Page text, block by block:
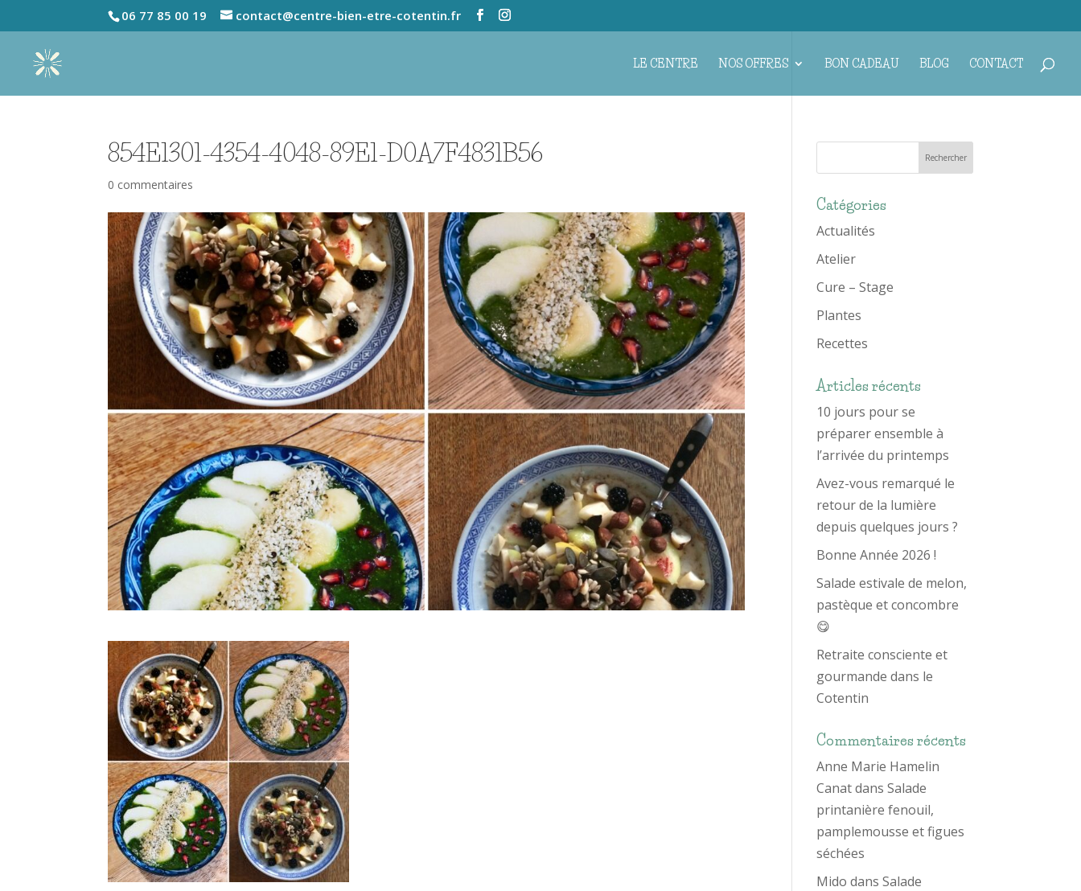
06 77 85 00 19 contact@centre-bien-etre-cotentin.fr
LE CENTRE NOS OFFRES BON CADEAU BLOG CONTACT
854E1301-4354-4048-89E1-D0A7F4831B56
0 commentaires
Catégories
Actualités
Atelier
Cure – Stage
Plantes
Recettes
Articles récents
10 jours pour se
préparer ensemble à
l’arrivée du printemps
Avez-vous remarqué le
retour de la lumière
depuis quelques jours ?
Bonne Année 2026 !
Salade estivale de melon,
pastèque et concombre
😋
Retraite consciente et
gourmande dans le
Cotentin
Commentaires récents
Anne Marie Hamelin
CanatdansSalade
printanière fenouil,
pamplemousse et figues
séchées
Mido dansSalade